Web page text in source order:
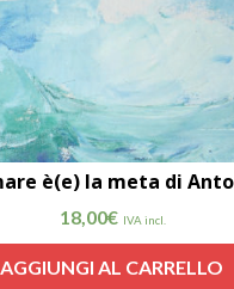
Il
18,00€ IVA incl.
AGGIUNGI AL CARRELLO